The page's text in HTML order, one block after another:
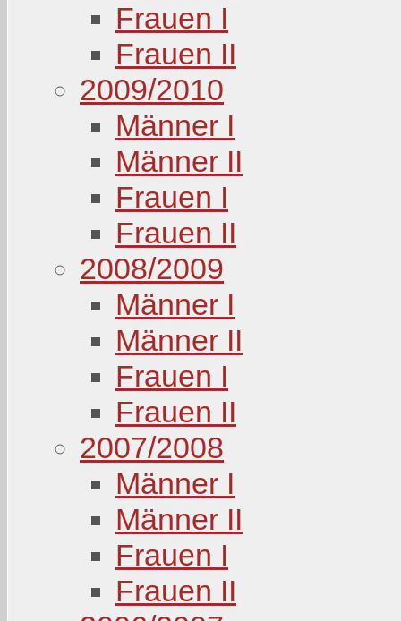
Frauen I
Frauen II
2009/2010
Männer I
Männer II
Frauen I
Frauen II
2008/2009
Männer I
Männer II
Frauen I
Frauen II
2007/2008
Männer I
Männer II
Frauen I
Frauen II